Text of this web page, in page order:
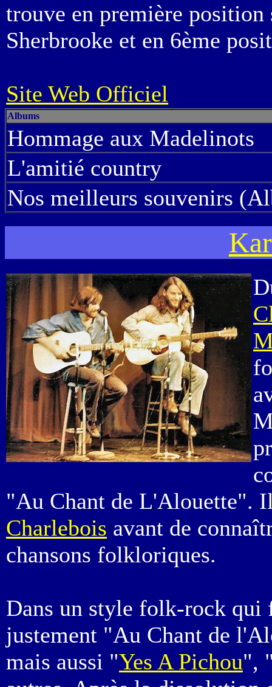
trouve en première
Sherbrooke et en 6ème
Site Web Officiel
Albums
Hommage aux Madelinots
L'amitié country
Nos meilleurs souvenirs
"Au Chant de L'Alouette".
Charlebois avant de
chansons folkloriques.
Dans un style folk-rock qui
justement "Au Chant de
mais aussi "Yes A Pichou",